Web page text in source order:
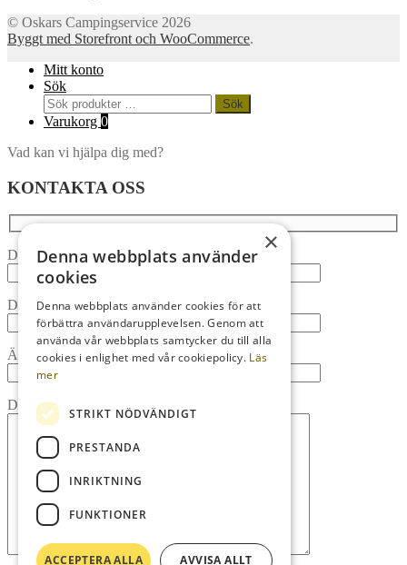
© Oskars Campingservice 2026
Byggt med Storefront och WooCommerce.
Mitt konto
Sök
Sök
efter:
Sök
Varukorg 0
Vad kan vi hjälpa dig med?
KONTAKTA OSS
Ditt namn
Din e-post
Ämne
Ditt meddelande (valfritt)
×
Denna webbplats använder
cookies
Denna webbplats använder cookies för att
förbättra användarupplevelsen. Genom att
använda vår webbplats samtycker du till alla
cookies i enlighet med vår cookiepolicy. Läs
mer
STRIKT NÖDVÄNDIGT
PRESTANDA
INRIKTNING
FUNKTIONER
ACCEPTERA ALLA AVVISA ALLT